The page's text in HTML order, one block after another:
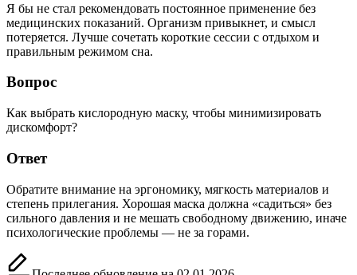
Я бы не стал рекомендовать постоянное применение без
медицинских показаний. Организм привыкнет, и смысл
потеряется. Лучше сочетать короткие сессии с отдыхом и
правильным режимом сна.
Вопрос
Как выбрать кислородную маску, чтобы минимизировать
дискомфорт?
Ответ
Обратите внимание на эргономику, мягкость материалов и
степень прилегания. Хорошая маска должна «садиться» без
сильного давления и не мешать свободному движению, иначе
психологические проблемы — не за горами.